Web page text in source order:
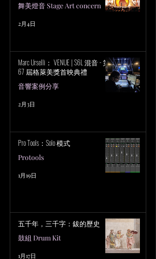
舞美燈音 Stage Art concern
2月4日
Marc Urselli： VENUE | S6L 混音 - 第
67 屆格萊美獎首映典禮
音響案例分享
2月3日
Pro Tools：Solo 模式
Protools
1月19日
五千年，三千字：鈸的歷史
鼓組 Drum Kit
1月17日